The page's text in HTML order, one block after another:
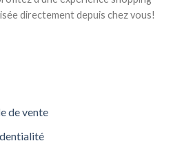
directement depuis chez vous!
de vente